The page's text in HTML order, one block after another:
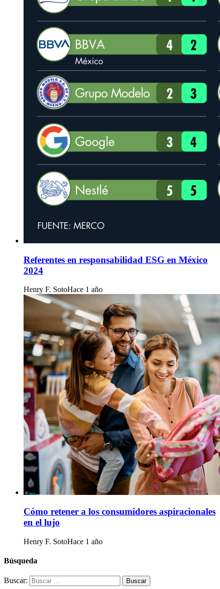
Referentes en responsabilidad ESG en México
2024
Henry F. SotoHace 1 año
Cómo retener a los consumidores aspiracionales
en el lujo
Henry F. SotoHace 1 año
Búsqueda
Buscar: